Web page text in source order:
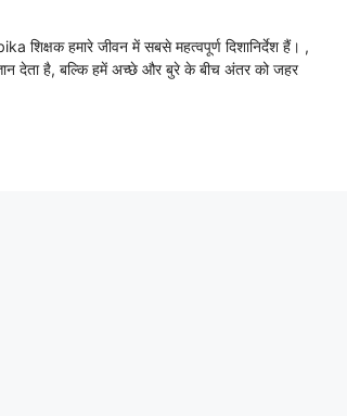
हमारे जीवन में सबसे महत्वपूर्ण दिशानिर्देश हैं। ,
देता है, बल्कि हमें अच्छे और बुरे के बीच अंतर को जहर